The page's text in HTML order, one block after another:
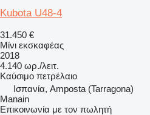
Kubota U48-4
31.450 €
Μίνι εκσκαφέας
2018
4.140 ωρ./λειτ.
Καύσιμο πετρέλαιο
Ισπανία, Amposta (Tarragona)
Manain
Επικοινωνία με τον πωλητή